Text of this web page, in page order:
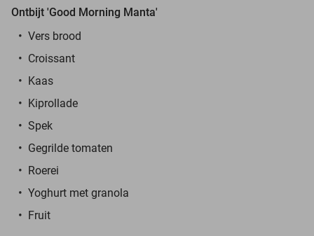
Ontbijt 'Good Morning Manta'
Vers brood
Croissant
Kaas
Kiprollade
Spek
Gegrilde tomaten
Roerei
Yoghurt met granola
Fruit